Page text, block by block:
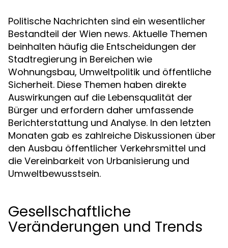
Politische Nachrichten sind ein wesentlicher
Bestandteil der Wien news. Aktuelle Themen
beinhalten häufig die Entscheidungen der
Stadtregierung in Bereichen wie
Wohnungsbau, Umweltpolitik und öffentliche
Sicherheit. Diese Themen haben direkte
Auswirkungen auf die Lebensqualität der
Bürger und erfordern daher umfassende
Berichterstattung und Analyse. In den letzten
Monaten gab es zahlreiche Diskussionen über
den Ausbau öffentlicher Verkehrsmittel und
die Vereinbarkeit von Urbanisierung und
Umweltbewusstsein.
Gesellschaftliche
Veränderungen und Trends